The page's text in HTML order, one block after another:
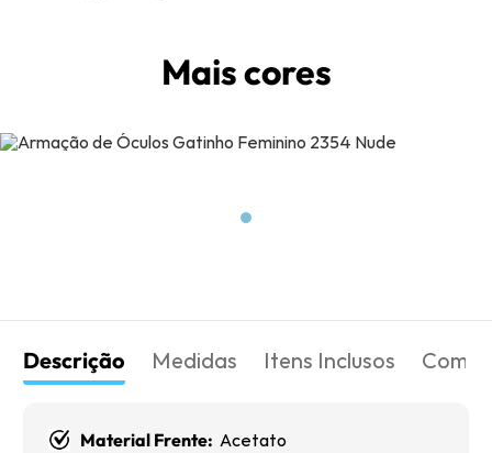
Mais cores
Descrição Medidas Itens Inclusos Como
Material Frente: Acetato